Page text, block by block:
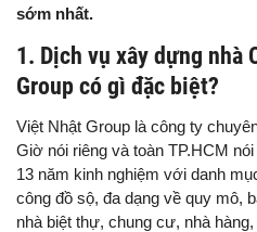
sớm nhất.
1. Dịch vụ xây dựng nhà
Group có gì đặc biệt?
Việt Nhật Group là công ty
Giờ nói riêng và toàn TP.HCM
13 năm kinh nghiệm với danh
công đồ sộ, đa dạng về quy mô,
nhà biệt thự, chung cư, nhà